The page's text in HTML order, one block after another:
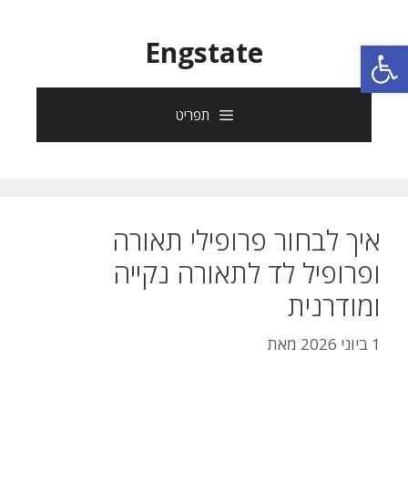
פתח סרגל נגישות Engstate
תפריט
איך לבחור פרופילי תאורה
ופרופיל לד לתאורה נקייה
ומודרנית
1 ביוני 2026 מאת